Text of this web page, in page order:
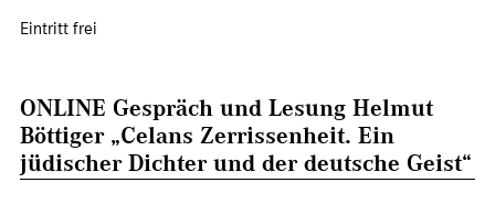
Eintritt frei
ONLINE Gespräch und Lesung Helmut
Böttiger „Celans Zerrissenheit. Ein
jüdischer Dichter und der deutsche Geist“